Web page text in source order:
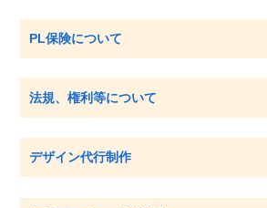
PL保険について
法規、権利等について
デザイン代行制作